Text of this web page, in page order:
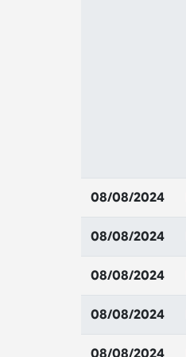
08/08/2024
08/08/2024
08/08/2024
08/08/2024
08/08/2024